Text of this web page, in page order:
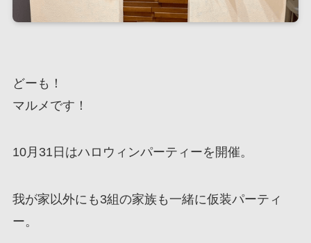
どーも！
マルメです！
10月31日はハロウィンパーティーを開催。
我が家以外にも3組の家族も一緒に仮装パーティ
ー。